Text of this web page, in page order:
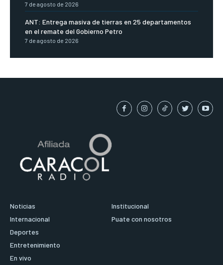
7 de agosto de 2026
ANT: Entrega masiva de tierras en 25 departamentos
en el remate del Gobierno Petro
7 de agosto de 2026
Noticias
Internacional
Deportes
Entretenimiento
En vivo
Institucional
Puate con nosotros